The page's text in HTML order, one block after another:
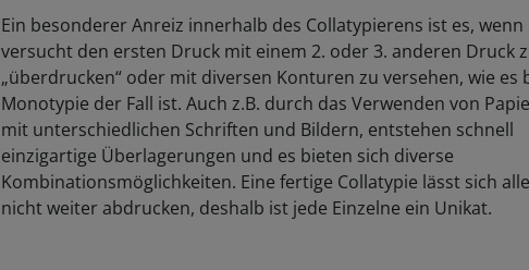
Ein besonderer Anreiz innerhalb des Collatypierens ist es, wenn
versucht den ersten Druck mit einem 2. oder 3. anderen Druck
„überdrucken“ oder mit diversen Konturen zu versehen, wie es
Monotypie der Fall ist. Auch z.B. durch das Verwenden von
mit unterschiedlichen Schriften und Bildern, entstehen schnell
einzigartige Überlagerungen und es bieten sich diverse
Kombinationsmöglichkeiten. Eine fertige Collatypie lässt sich
nicht weiter abdrucken, deshalb ist jede Einzelne ein Unikat.